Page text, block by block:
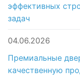
эффективных
задач
04.06.2026
Премиальные
качественную